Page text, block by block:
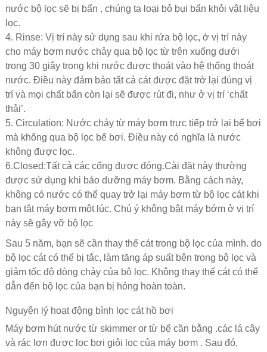
nước bộ lọc sẽ bị bẩn , chúng ta loại bỏ bụi bẩn khỏi vật liệu
lọc.
4. Rinse: Vị trí này sử dụng sau khi rửa bộ lọc, ở vị trí này
cho máy bơm nước chảy qua bộ lọc từ trên xuống dưới
trong 30 giây trong khi nước được thoát vào hệ thống thoát
nước. Điều này đảm bảo tất cả cát được đặt trở lại đúng vị
trí và mọi chất bẩn còn lại sẽ được rút đi, như ở vị trí ‘chất
thải’.
5. Circulation: Nước chảy từ máy bơm trực tiếp trở lại bể bơi
mà không qua bộ lọc bể bơi. Điều này có nghĩa là nước
không được lọc.
6.Closed:Tất cả các cổng được đóng.Cài đặt này thường
được sử dụng khi bảo dưỡng máy bơm. Bằng cách này,
không có nước có thể quay trở lại máy bơm từ bộ lọc cát khi
bạn tắt máy bơm một lúc. Chú ý không bật máy bớm ở vị trí
này sẽ gây vỡ bộ lọc
Sau 5 năm, bạn sẽ cần thay thế cát trong bộ lọc của mình. do
bộ lọc cát có thể bị tắc, làm tăng áp suất bên trong bộ lọc và
giảm tốc độ dòng chảy của bộ lọc. Không thay thế cát có thể
dẫn đến bộ lọc của bạn bị hỏng hoàn toàn.
Nguyên lý hoạt động bình lọc cát hồ bơi
Máy bơm hút nước từ skimmer or từ bể cần bằng .các lá cây
và rác lơn được lọc bơi giỏi lọc của máy bơm . Sau đó,